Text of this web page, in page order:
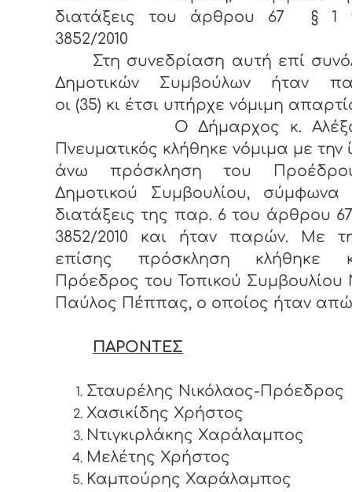
διατάξεις του άρθρου 67 § 1
3852/2010
Στη συνεδρίαση αυτή επί
Δημοτικών Συμβούλων ήταν
οι (35) κι έτσι υπήρχε νόμιμη
Ο Δήμαρχος κ.
Πνευματικός κλήθηκε νόμιμα με την
άνω πρόσκληση του
Δημοτικού Συμβουλίου, σύμφωνα
διατάξεις της παρ. 6 του άρθρου
3852/2010 και ήταν παρών. Με
επίσης πρόσκληση κλήθηκε
Πρόεδρος του Τοπικού Συμβουλίου
Παύλος Πέππας, ο οποίος ήταν
ΠΑΡΟΝΤΕΣ
Σταυρέλης Νικόλαος-Πρόεδρος
Χασικίδης Χρήστος
Ντιγκιρλάκης Χαράλαμπος
Μελέτης Χρήστος
Καμπούρης Χαράλαμπος